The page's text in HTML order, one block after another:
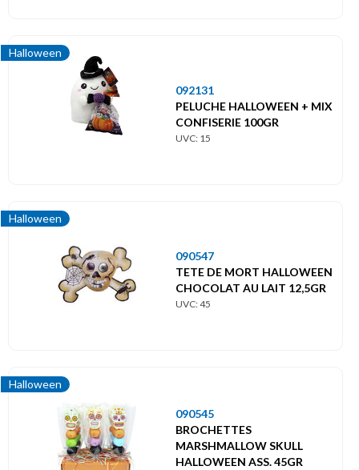
Halloween
092131
PELUCHE HALLOWEEN + MIX
CONFISERIE 100GR
UVC: 15
Halloween
090547
TETE DE MORT HALLOWEEN
CHOCOLAT AU LAIT 12,5GR
UVC: 45
Halloween
090545
BROCHETTES
MARSHMALLOW SKULL
HALLOWEEN ASS. 45GR